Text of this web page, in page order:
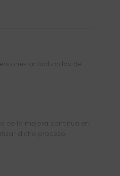
actualizadas de
de la mejora continua en
dicho proceso,